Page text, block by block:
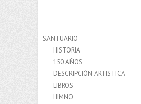
SANTUARIO
HISTORIA
150 AÑOS
DESCRIPCIÓN ARTISTICA
LIBROS
HIMNO